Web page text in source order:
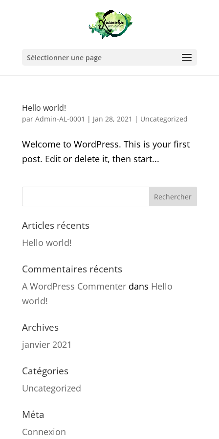
Sélectionner une page
Hello world!
par Admin-AL-0001 | Jan 28, 2021 | Uncategorized
Welcome to WordPress. This is your first
post. Edit or delete it, then start...
Articles récents
Hello world!
Commentaires récents
A WordPress Commenterdans Hello
world!
Archives
janvier 2021
Catégories
Uncategorized
Méta
Connexion